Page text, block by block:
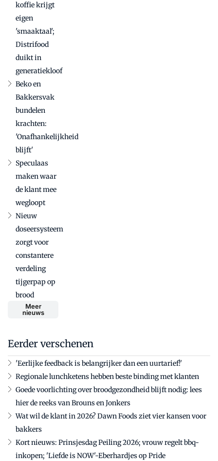
Wijnand dat
aan - met
recept
koffie krijgt
eigen
'smaaktaal';
Distrifood
duikt in
generatiekloof
Beko en
Bakkersvak
bundelen
krachten:
'Onafhankelijkheid
blijft'
Speculaas
maken waar
de klant mee
wegloopt
Nieuw
doseersysteem
zorgt voor
constantere
verdeling
tijgerpap op
brood
Meer
nieuws
Eerder verschenen
'Eerlijke feedback is belangrijker dan een uurtarief!'
Regionale lunchketens hebben beste binding met klanten
Goede voorlichting over broodgezondheid blijft nodig: lees
hier de reeks van Brouns en Jonkers
Wat wil de klant in 2026? Dawn Foods ziet vier kansen voor
bakkers
Kort nieuws: Prinsjesdag Peiling 2026; vrouw regelt bbq-
inkopen; 'Liefde is NOW'-Eberhardjes op Pride